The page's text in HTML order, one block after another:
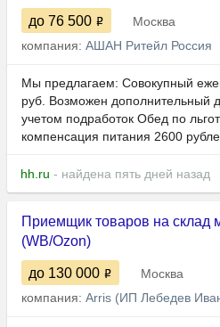
до 76 500
Москва
компания: АШАН Ритейл Россия
Мы предлагаем: Совокупный
руб. Возможен дополнительный
учетом подработок Обед по
компенсация питания 2600
hh.ru - найдена пять дней назад
Приемщик товаров на склад
(WB/Ozon)
до 130 000
Москва
компания: Arris (ИП Лебедев